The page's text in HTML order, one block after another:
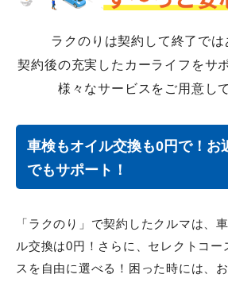
ラクのりは契約して終了では
契約後の充実したカーライフをサ
様々なサービスをご用意し
車検もオイル交換も0円で！お
でもサポート！
「ラクのり」で契約したクルマは、
ル交換は0円！さらに、セレクトコー
スを自由に選べる！困った時には、